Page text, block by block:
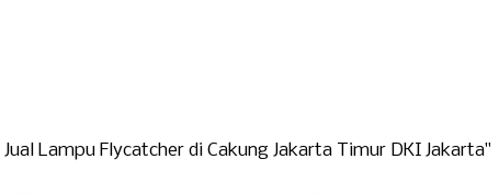
Lampu Flycatcher di Cakung Jakarta Timur DKI Jakarta"